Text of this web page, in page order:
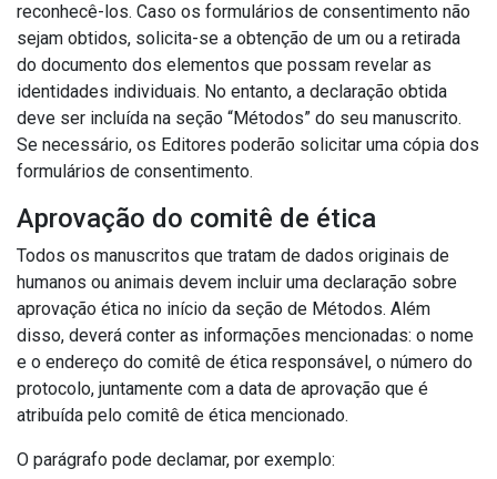
reconhecê-los. Caso os formulários de consentimento não
sejam obtidos, solicita-se a obtenção de um ou a retirada
do documento dos elementos que possam revelar as
identidades individuais. No entanto, a declaração obtida
deve ser incluída na seção “Métodos” do seu manuscrito.
Se necessário, os Editores poderão solicitar uma cópia dos
formulários de consentimento.
Aprovação do comitê de ética
Todos os manuscritos que tratam de dados originais de
humanos ou animais devem incluir uma declaração sobre
aprovação ética no início da seção de Métodos. Além
disso, deverá conter as informações mencionadas: o nome
e o endereço do comitê de ética responsável, o número do
protocolo, juntamente com a data de aprovação que é
atribuída pelo comitê de ética mencionado.
O parágrafo pode declamar, por exemplo: